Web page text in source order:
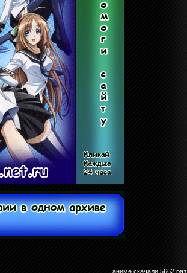
аниме скачали 5662 раз